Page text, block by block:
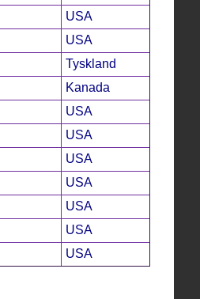
USA
USA
Tyskland
Kanada
USA
USA
USA
USA
USA
USA
USA